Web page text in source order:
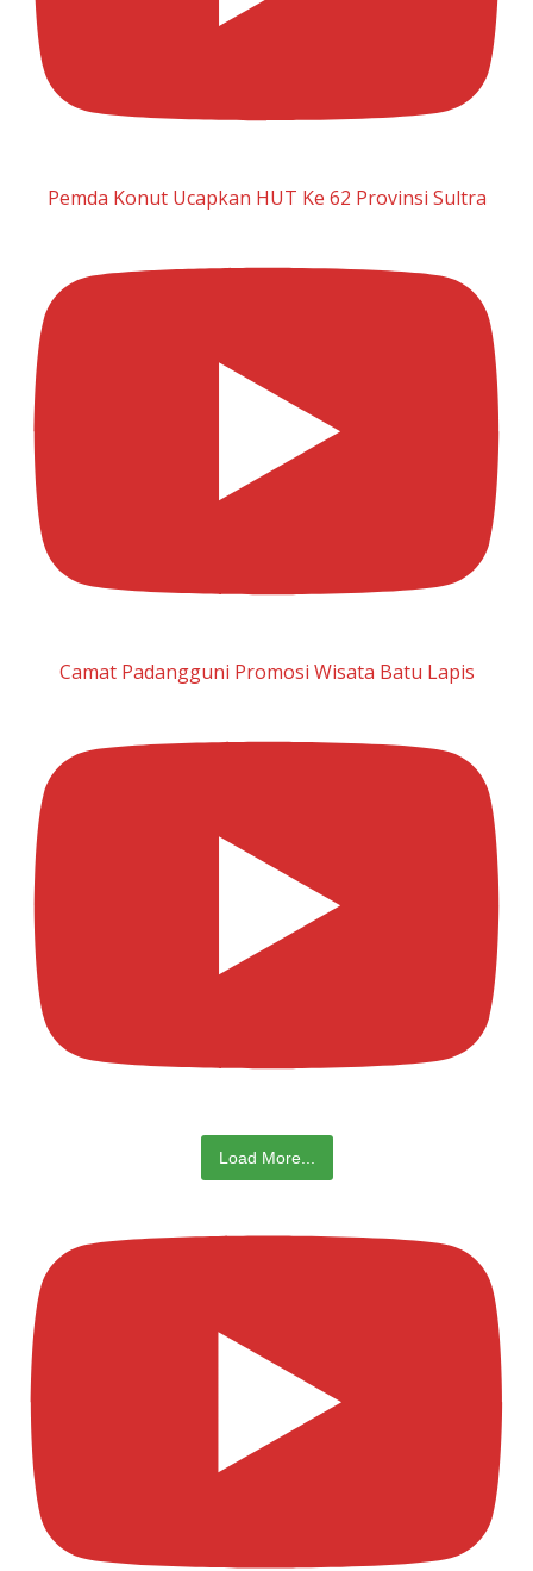
Pemda Konut Ucapkan HUT Ke 62 Provinsi Sultra
Camat Padangguni Promosi Wisata Batu Lapis
Load More...